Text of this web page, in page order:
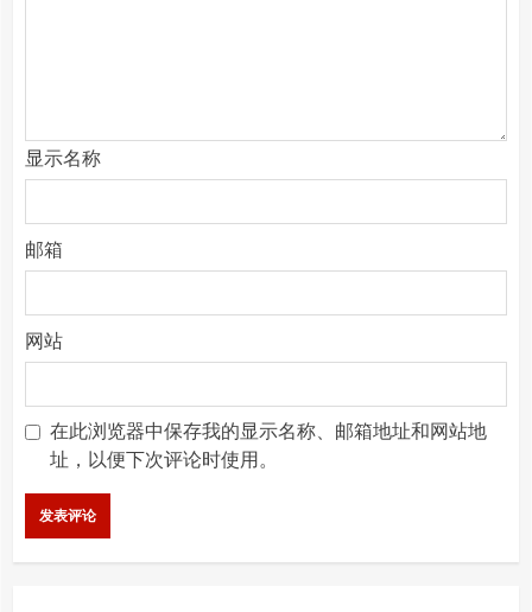
显示名称
邮箱
网站
在此浏览器中保存我的显示名称、邮箱地址和网站地
址，以便下次评论时使用。